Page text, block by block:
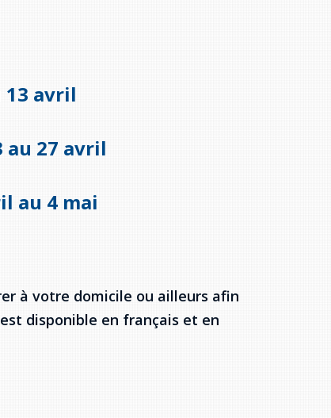
13 avril
au 27 avril
au 4 mai
à votre domicile ou ailleurs afin
disponible en français et en